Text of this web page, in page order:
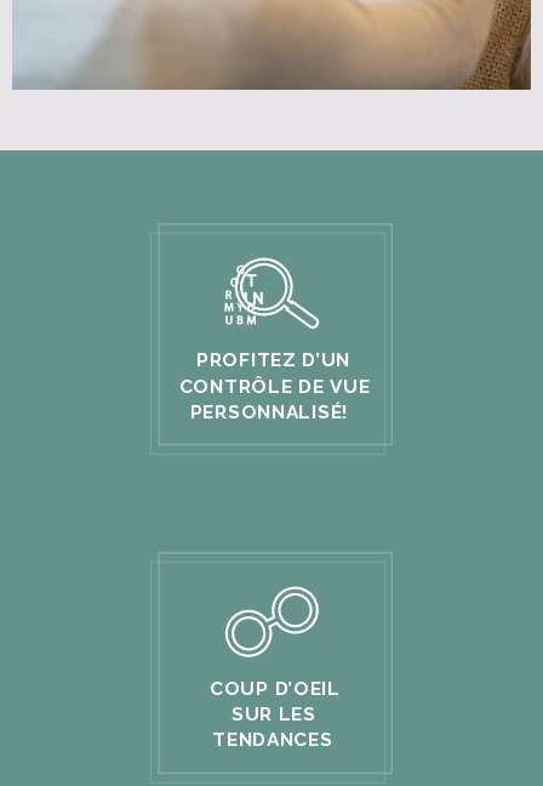
PROFITEZ D’UN
CONTRÔLE DE VUE
PERSONNALISÉ!
COUP D’OEIL
SUR LES
TENDANCES